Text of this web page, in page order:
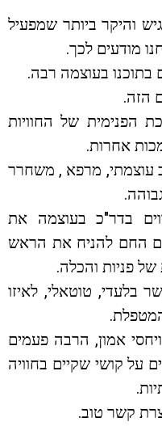
והיקר ביותר שמפעיל
מודעים לכך.
בתוכנו בעוצמה רבה.
הזה.
הפנימית של החוויות
אחרות.
עוצמתי, מרפא , משחרר
בדר"כ בעוצמה את
החם להניח את הראש
פניות והכלה.
בלעדי, טוטאלי, לאיזו
אמון, הרבה פעמים
על קושי שקיים בחוויה
קשר טוב.